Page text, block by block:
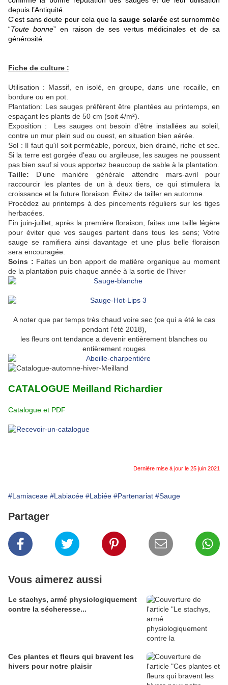
depuis l’Antiquité.
C'est sans doute pour cela que lasauge sclarée est surnommée
“Toute bonne” en raison de ses vertus médicinales et de sa
générosité.
Fiche de culture :
Utilisation : Massif, en isolé, en groupe, dans une rocaille, en
bordure ou en pot.
Plantation: Les sauges préfèrent être plantées au printemps, en
espaçant les plants de 50 cm (soit 4/m²).
Exposition : Les sauges ont besoin d'être installées au soleil,
contre un mur plein sud ou ouest, en situation bien aérée.
Sol : Il faut qu'il soit perméable, poreux, bien drainé, riche et sec.
Si la terre est gorgée d'eau ou argileuse, les sauges ne poussent
pas bien sauf si vous apportez beaucoup de sable à la plantation.
Taille: D'une manière générale attendre mars-avril pour
raccourcir les plantes de un à deux tiers, ce qui stimulera la
croissance et la future floraison. Évitez de tailler en automne.
Procédez au printemps à des pincements réguliers sur les tiges
herbacées.
Fin juin-juillet, après la première floraison, faites une taille légère
pour éviter que vos sauges partent dans tous les sens; Votre
sauge se ramifiera ainsi davantage et une plus belle floraison
sera encouragée.
Soins : Faites un bon apport de matière organique au moment
de la plantation puis chaque année à la sortie de l'hiver
A noter que par temps très chaud voire sec (ce qui a été le cas
pendant l'été 2018),
les fleurs ont tendance a devenir entièrement blanches ou
entièrement rouges
CATALOGUE Meilland Richardier
Catalogue et PDF
Dernière mise à jour le 25 juin 2021
#Lamiaceae #Labiacée #Labiée #Partenariat #Sauge
Partager
Vous aimerez aussi
Le stachys, armé physiologiquement
contre la sécheresse...
Ces plantes et fleurs qui bravent les
hivers pour notre plaisir